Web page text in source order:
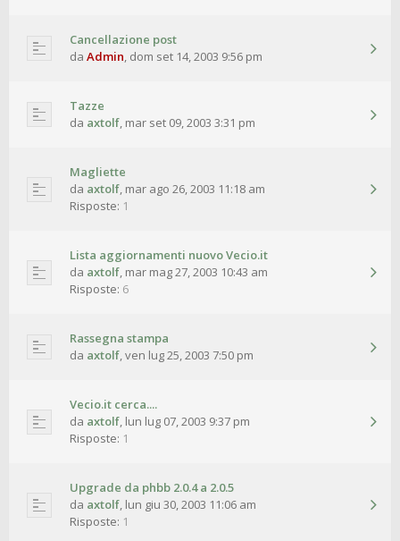
Cancellazione post
da Admin, dom set 14, 2003 9:56 pm
Tazze
da axtolf, mar set 09, 2003 3:31 pm
Magliette
da axtolf, mar ago 26, 2003 11:18 am
Risposte: 1
Lista aggiornamenti nuovo Vecio.it
da axtolf, mar mag 27, 2003 10:43 am
Risposte: 6
Rassegna stampa
da axtolf,ven lug 25, 2003 7:50 pm
Vecio.it cerca....
da axtolf, lun lug 07, 2003 9:37 pm
Risposte: 1
Upgrade da phbb 2.0.4 a 2.0.5
da axtolf, lun giu 30, 2003 11:06 am
Risposte: 1